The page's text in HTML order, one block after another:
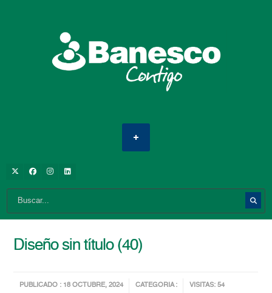
Diseño sin título (40)
PUBLICADO : 18 OCTUBRE, 2024 CATEGORIA : VISITAS: 54